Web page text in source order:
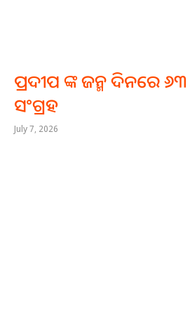
ପ୍ରଦୀପ ଙ୍କ ଜନ୍ମ ଦିନରେ
ସଂଗ୍ରହ
July 7, 2026